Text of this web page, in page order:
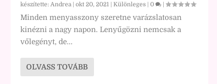
készítette:Andrea |okt 20, 2021 |Különleges |0 |
Minden menyasszony szeretne varázslatosan
kinézni a nagy napon. Lenyűgözni nemcsak a
vőlegényt, de...
OLVASS TOVÁBB